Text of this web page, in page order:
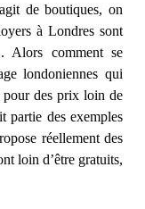
de boutiques, on
à Londres sont
. Alors comment se
londoniennes qui
pour des prix loin de
partie des exemples
réellement des
loin d’être gratuits,